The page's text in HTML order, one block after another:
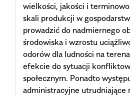
wielkości, jakości i
skali produkcji w
prowadzić do nadmiernego
środowiska i wzrostu
odorów dla ludności na
efekcie do sytuacji
społecznym. Ponadto
administracyjne utrudniające